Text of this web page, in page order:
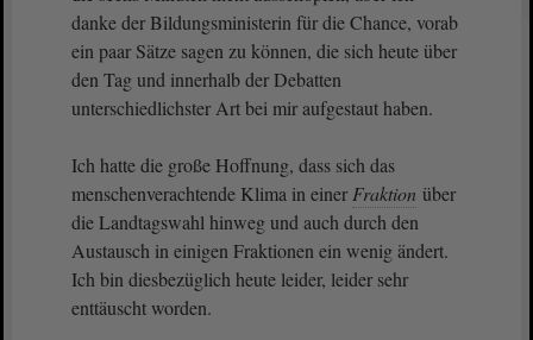
danke der Bildungsministerin für die Chance, vorab
ein paar Sätze sagen zu können, die sich heute über
den Tag und innerhalb der Debatten
unterschiedlichster Art bei mir aufgestaut haben.
Ich hatte die große Hoffnung, dass sich das
menschenverachtende Klima in einer Fraktion über
die Landtagswahl hinweg und auch durch den
Austausch in einigen Fraktionen ein wenig ändert.
Ich bin diesbezüglich heute leider, leider sehr
enttäuscht worden.